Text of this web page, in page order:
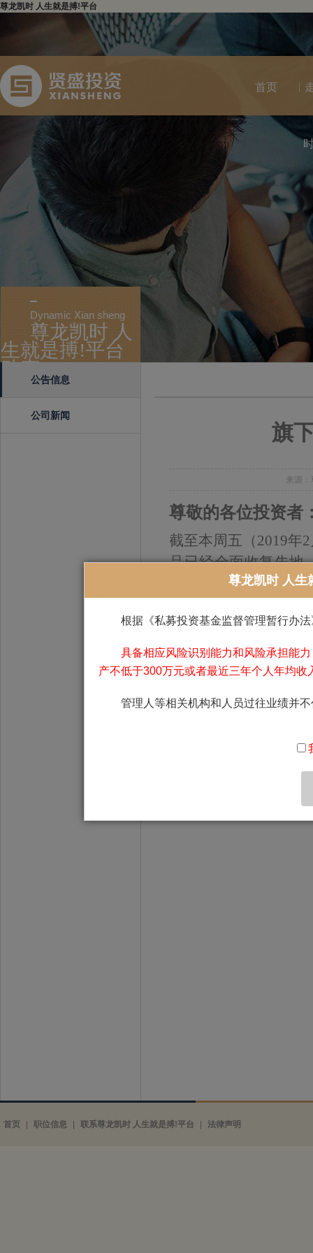
尊龙凯时 人生就是搏!平台
首页
Dynamic Xian sheng
尊龙凯时 人
生就是搏!平台
动态
公告信息
公司新闻
旗
来源
尊敬的各位投资者
截至本周五（2019年
品已经全面收复失地
就是搏!平台稳健增
来收益已超过22%，
应部分投资者的申购
受理基金申购，申购
参与，和尊龙凯时
2019春暖花开，尊
感恩您的一路陪伴，
尊龙凯时 人生
根据《私募投资基金监督管理暂行办
具备相应风险识别能力和风险承担能
产不低于300万元或者最近三年个人年均收
管理人等相关机构和人员过往业绩并
首页 职位信息 联系尊龙凯时 人生就是搏!平台 法律声明